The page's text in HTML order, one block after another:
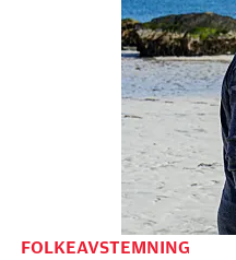
FOLKEAVSTEMNING